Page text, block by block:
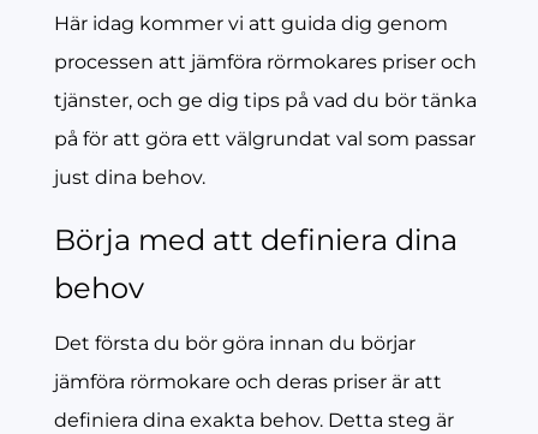
Här idag kommer vi att guida dig genom
processen att jämföra rörmokares priser och
tjänster, och ge dig tips på vad du bör tänka
på för att göra ett välgrundat val som passar
just dina behov.
Börja med att definiera dina
behov
Det första du bör göra innan du börjar
jämföra rörmokare och deras priser är att
definiera dina exakta behov. Detta steg är